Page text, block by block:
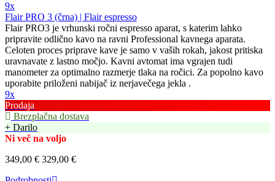
9x
Flair PRO 3 (črna) | Flair espresso
Flair PRO3 je vrhunski ročni espresso aparat, s katerim lahko
pripravite odlično kavo na ravni Professional kavnega aparata.
Celoten proces priprave kave je samo v vaših rokah, jakost pritiska
uravnavate z lastno močjo. Kavni avtomat ima vgrajen tudi
manometer za optimalno razmerje tlaka na ročici. Za popolno kavo
uporabite priloženi nabijač iz nerjavečega jekla .
9x
Prodaja
Brezplačna dostava
+ Darilo
Ni več na voljo
349,00 € 329,00 €